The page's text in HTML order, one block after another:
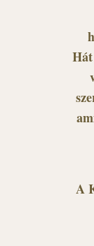
A